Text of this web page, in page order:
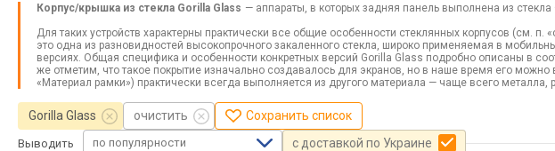
Корпус/крышка из стекла Gorilla Glass — аппараты, в которых задняя панель выполнена из стекла
Для таких устройств характерны практически все общие особенности стеклянных корпусов (см.
это одна из разновидностей высокопрочного закаленного стекла, широко применяемая в
версиях. Общая специфика и особенности конкретных версий Gorilla Glass подробно описаны в
же отметим, что такое покрытие изначально создавалось для экранов, но в наше время его можно
«Материал рамки») практически всегда выполняется из другого материала — чаще всего металла,
Gorilla Glass очистить Сохранить список
Выводить по популярности с доставкой по Украине